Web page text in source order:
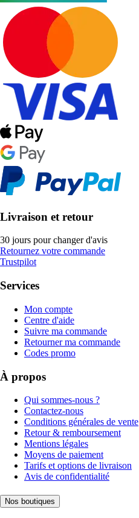
Livraison et retour
30 jours pour changer d'avis
Retournez votre commande
Trustpilot
Services
Mon compte
Centre d'aide
Suivre ma commande
Retourner ma commande
Codes promo
À propos
Qui sommes-nous ?
Contactez-nous
Conditions générales de vente
Retour & remboursement
Mentions légales
Moyens de paiement
Tarifs et options de livraison
Avis de confidentialité
Nos boutiques